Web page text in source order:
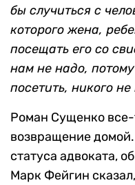
бы случиться с
которого жена,
посещать его со
нам не надо,
посетить, никого
Роман Сущенко все-
возвращение
статуса адвоката,
Марк Фейгин